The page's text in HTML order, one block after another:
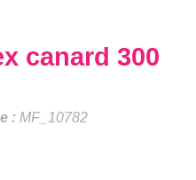
canard 300
: MF_10782